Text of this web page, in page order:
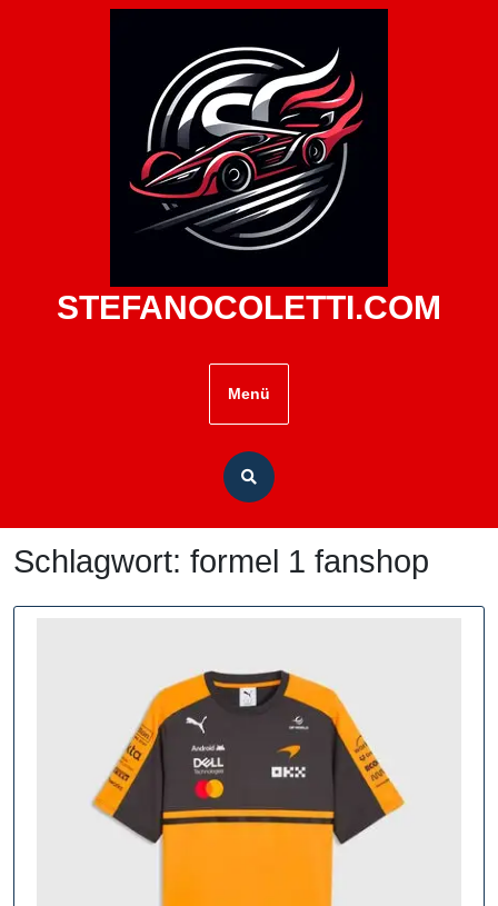
STEFANOCOLETTI.COM
Menü
Schlagwort: formel 1 fanshop